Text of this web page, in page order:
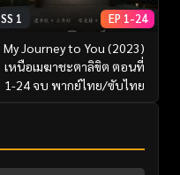
SS 1 EP 1-24
My Journey to You (2023)
เหนือเมฆาชะตาลิขิต ตอนที่
1-24 จบ พากย์ไทย/ซับไทย